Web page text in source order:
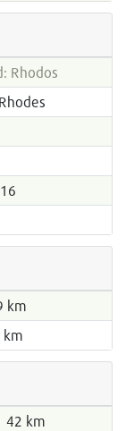
Rhodos
km
km
42 km